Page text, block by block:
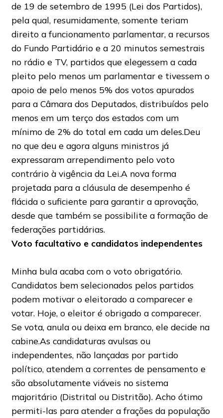
de 19 de setembro de 1995 (Lei dos Partidos),
pela qual, resumidamente, somente teriam
direito a funcionamento parlamentar, a recursos
do Fundo Partidário e a 20 minutos semestrais
no rádio e TV, partidos que elegessem a cada
pleito pelo menos um parlamentar e tivessem o
apoio de pelo menos 5% dos votos apurados
para a Câmara dos Deputados, distribuídos pelo
menos em um terço dos estados com um
mínimo de 2% do total em cada um deles.Deu
no que deu e agora alguns ministros já
expressaram arrependimento pelo voto
contrário à vigência da Lei.A nova forma
projetada para a cláusula de desempenho é
flácida o suficiente para garantir a aprovação,
desde que também se possibilite a formação de
federações partidárias.
Voto facultativo e candidatos independentes
Minha bula acaba com o voto obrigatório.
Candidatos bem selecionados pelos partidos
podem motivar o eleitorado a comparecer e
votar. Hoje, o eleitor é obrigado a comparecer.
Se vota, anula ou deixa em branco, ele decide na
cabine.As candidaturas avulsas ou
independentes, não lançadas por partido
político, atendem a correntes de pensamento e
são absolutamente viáveis no sistema
majoritário (Distrital ou Distritão). Acho ótimo
permiti-las para atender a frações da população